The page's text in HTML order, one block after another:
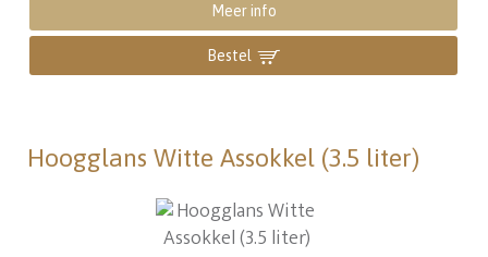
Meer info
Bestel
Hoogglans Witte Assokkel (3.5 liter)